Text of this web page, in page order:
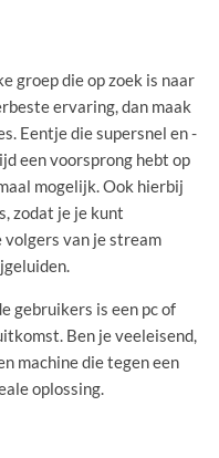
groep die op zoek is naar
ervaring, dan maak
Eentje die supersnel en -
een voorsprong hebt op
mogelijk. Ook hierbij
zodat je je kunt
volgers van je stream
gebruikers is een pc of
Ben je veeleisend,
machine die tegen een
oplossing.